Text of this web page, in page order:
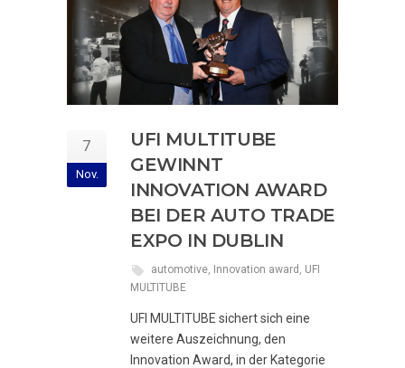
7
Nov.
UFI MULTITUBE
GEWINNT
INNOVATION AWARD
BEI DER AUTO TRADE
EXPO IN DUBLIN
automotive, Innovation award , UFI
MULTITUBE
UFI MULTITUBE sichert sich eine
weitere Auszeichnung, den
Innovation Award, in der Kategorie